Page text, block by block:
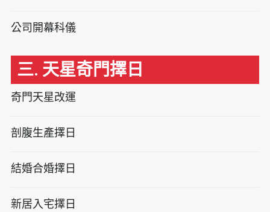
公司開幕科儀
三. 天星奇門擇日
奇門天星改運
剖腹生產擇日
結婚合婚擇日
新居入宅擇日